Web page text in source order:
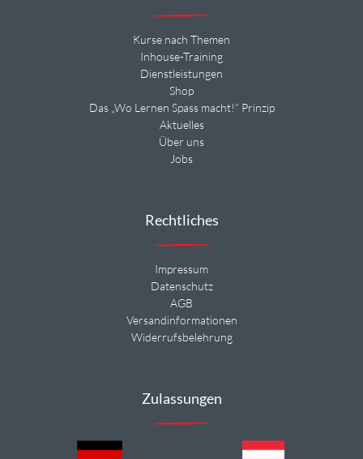
Kurse nach Themen
Inhouse-Training
Dienstleistungen
Shop
Das „Wo Lernen Spass macht!“ Prinzip
Aktuelles
Über uns
Jobs
Rechtliches
Impressum
Datenschutz
AGB
Versandinformationen
Widerrufsbelehrung
Zulassungen